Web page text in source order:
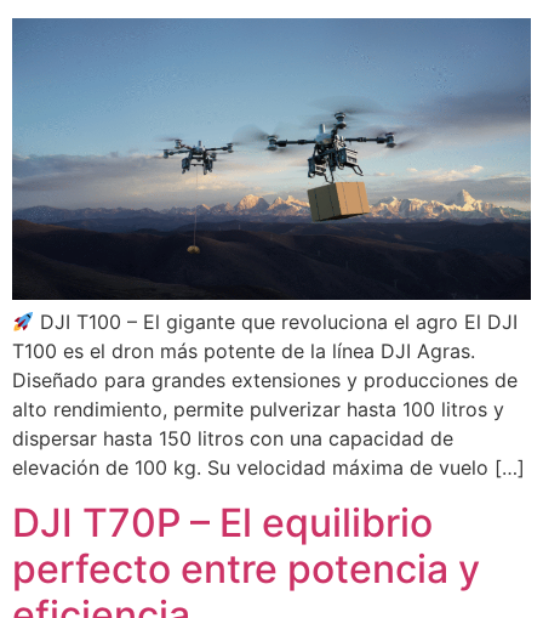
DJI T100 – El gigante que revoluciona el agro El DJI
T100 es el dron más potente de la línea DJI Agras.
Diseñado para grandes extensiones y producciones de
alto rendimiento, permite pulverizar hasta 100 litros y
dispersar hasta 150 litros con una capacidad de
elevación de 100 kg. Su velocidad máxima de vuelo […]
DJI T70P – El equilibrio
perfecto entre potencia y